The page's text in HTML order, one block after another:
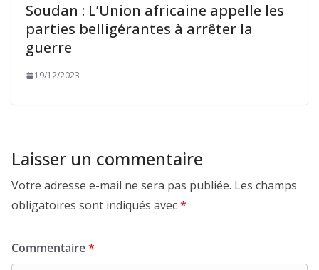
Soudan : L’Union africaine appelle les
parties belligérantes à arrêter la
guerre
19/12/2023
Laisser un commentaire
Votre adresse e-mail ne sera pas publiée. Les champs
obligatoires sont indiqués avec*
Commentaire*